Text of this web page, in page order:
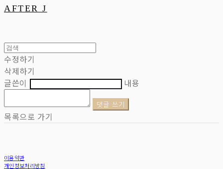
AFTER J
수정하기
삭제하기
글쓴이
내용
댓글 쓰기
목록으로 가기
이용약관
개인정보처리방침